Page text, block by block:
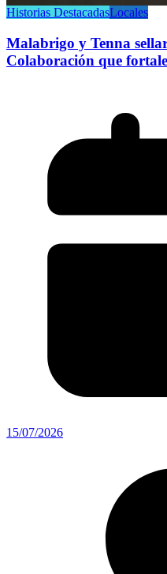
Historias DestacadasLocales
Malabrigo y Tenna
Colaboración que
15/07/2026